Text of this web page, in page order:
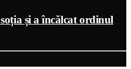
și a încălcat ordinul